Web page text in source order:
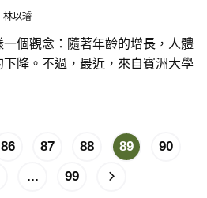
林以璿
個觀念：隨著年齡的增長，人體
降。不過，最近，來自賓洲大學
86 87 88 89
90
... 99